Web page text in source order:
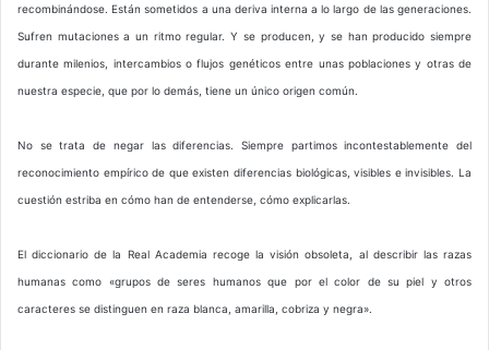
recombinándose. Están sometidos a una deriva interna a lo largo de las generaciones.
Sufren mutaciones a un ritmo regular. Y se producen, y se han producido siempre
durante milenios, intercambios o flujos genéticos entre unas poblaciones y otras de
nuestra especie, que por lo demás, tiene un único origen común.
No se trata de negar las diferencias. Siempre partimos incontestablemente del
reconocimiento empírico de que existen diferencias biológicas, visibles e invisibles. La
cuestión estriba en cómo han de entenderse, cómo explicarlas.
El diccionario de la Real Academia recoge la visión obsoleta, al describir las razas
humanas como «grupos de seres humanos que por el color de su piel y otros
caracteres se distinguen en raza blanca, amarilla, cobriza y negra».